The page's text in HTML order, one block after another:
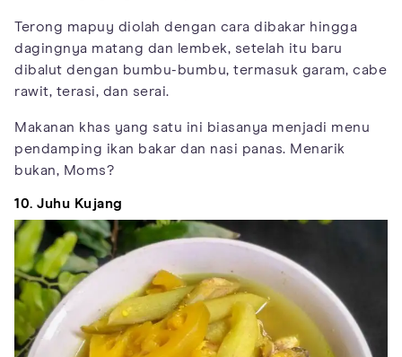
Terong mapuy diolah dengan cara dibakar hingga
dagingnya matang dan lembek, setelah itu baru
dibalut dengan bumbu-bumbu, termasuk garam, cabe
rawit, terasi, dan serai.
Makanan khas yang satu ini biasanya menjadi menu
pendamping ikan bakar dan nasi panas. Menarik
bukan, Moms?
10. Juhu Kujang